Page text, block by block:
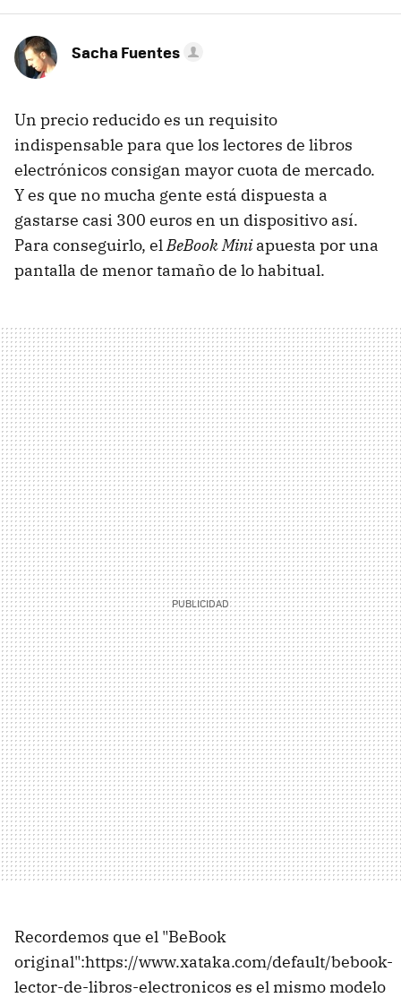
Sacha Fuentes
Un precio reducido es un requisito
indispensable para que los lectores de libros
electrónicos consigan mayor cuota de mercado.
Y es que no mucha gente está dispuesta a
gastarse casi 300 euros en un dispositivo así.
Para conseguirlo, elBeBook Miniapuesta por una
pantalla de menor tamaño de lo habitual.
Recordemos que el "BeBook
original":https://www.xataka.com/default/bebook-
lector-de-libros-electronicos es el mismo modelo